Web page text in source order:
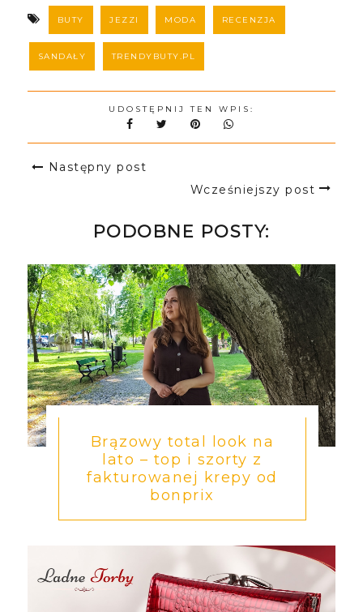
BUTY JEZZI MODA RECENZJA
SANDAŁY TRENDYBUTY.PL
UDOSTĘPNIJ TEN WPIS:
Następny post
Wcześniejszy post
PODOBNE POSTY:
Brązowy total look na
lato – top i szorty z
fakturowanej krepy od
bonprix